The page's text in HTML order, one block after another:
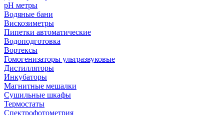
рН метры
Водяные бани
Вискозиметры
Пипетки автоматические
Водоподготовка
Вортексы
Гомогенизаторы ультразвуковые
Дистилляторы
Инкубаторы
Магнитные мешалки
Сушильные шкафы
Термостаты
Спектрофотометрия